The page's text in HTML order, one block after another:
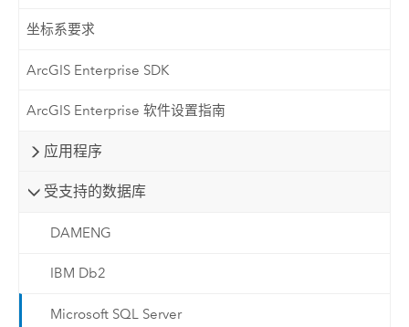
坐标系要求
ArcGIS Enterprise SDK
ArcGIS Enterprise 软件设置指南
应用程序
受支持的数据库
DAMENG
IBM Db2
Microsoft SQL Server